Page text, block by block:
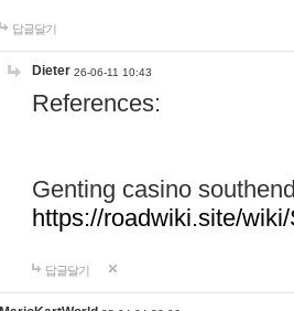
답글달기
Dieter 26-06-11 10:43
References:
Genting casino
https://roadwiki.site/
답글달기